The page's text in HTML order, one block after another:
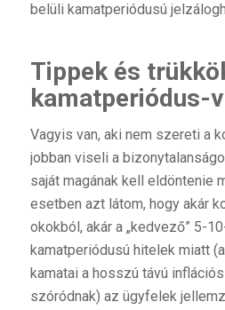
belüli kamatperiódusú
Tippek és
kamatperiódus-
Vagyis van, aki nem szereti a
jobban viseli a
saját magának kell eldöntenie
esetben azt látom, hogy akár
okokból, akár a „kedvező” 5-
kamatperiódusú hitelek miatt
kamatai a hosszú távú
szóródnak) az ügyfelek